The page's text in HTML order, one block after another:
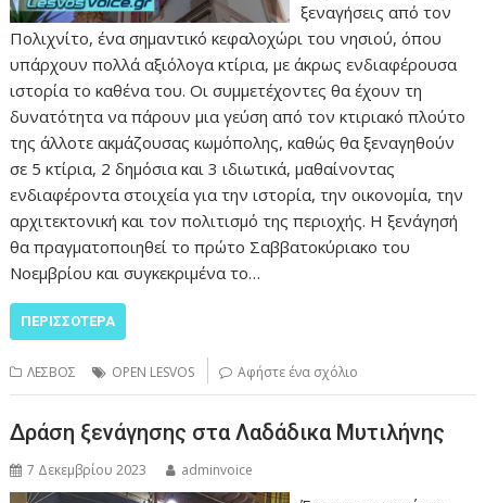
ξεναγήσεις από τον
Πολιχνίτο, ένα σημαντικό κεφαλοχώρι του νησιού, όπου
υπάρχουν πολλά αξιόλογα κτίρια, με άκρως ενδιαφέρουσα
ιστορία το καθένα του. Οι συμμετέχοντες θα έχουν τη
δυνατότητα να πάρουν μια γεύση από τον κτιριακό πλούτο
της άλλοτε ακμάζουσας κωμόπολης, καθώς θα ξεναγηθούν
σε 5 κτίρια, 2 δημόσια και 3 ιδιωτικά, μαθαίνοντας
ενδιαφέροντα στοιχεία για την ιστορία, την οικονομία, την
αρχιτεκτονική και τον πολιτισμό της περιοχής. Η ξενάγησή
θα πραγματοποιηθεί το πρώτο Σαββατοκύριακο του
Νοεμβρίου και συγκεκριμένα το…
ΠΕΡΙΣΣΌΤΕΡΑ
ΛΕΣΒΟΣ OPEN LESVOS Αφήστε ένα σχόλιο
Δράση ξενάγησης στα Λαδάδικα Μυτιλήνης
7 Δεκεμβρίου 2023 adminvoice